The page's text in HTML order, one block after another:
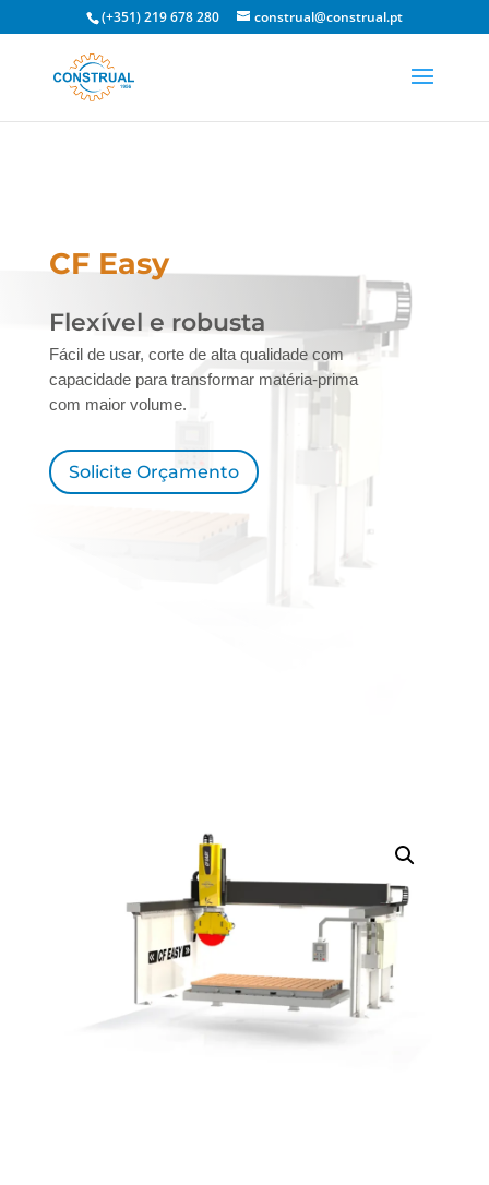
(+351) 219 678 280 construal@construal.pt
CF Easy
Flexível e robusta
Fácil de usar, corte de alta qualidade com
capacidade para transformar matéria-prima
com maior volume.
Solicite Orçamento